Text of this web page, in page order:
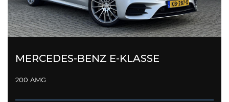
MERCEDES-BENZ E-KLASSE
200 AMG